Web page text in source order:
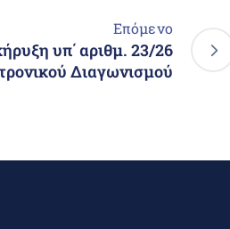
Επόμενο
υπ΄ αριθμ. 23/26
Διαγωνισμού